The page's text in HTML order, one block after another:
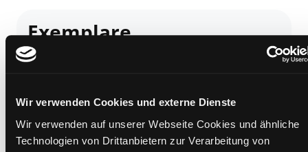
Wir verwenden Cookies und externe Dienste
Wir verwenden auf unserer Webseite Cookies und ähnliche
Technologien von Drittanbietern zur Verarbeitung von
Exemplare
Zweigstelle:
Standort 2:Ausleihe
Status:Verfügbar
Vorbestellungen:0